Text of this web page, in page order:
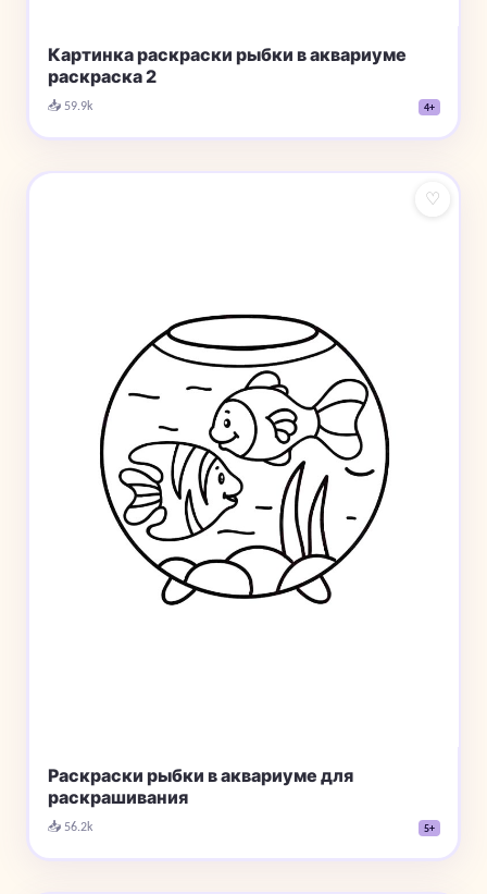
Картинка раскраски рыбки в аквариуме
раскраска 2
📥 59.9k 4+
♡
Раскраски рыбки в аквариуме для
раскрашивания
📥 56.2k 5+